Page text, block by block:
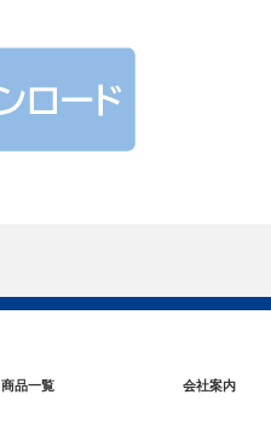
商品一覧 会社案内